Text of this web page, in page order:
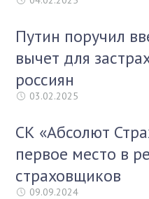
Путин поручил
вычет для
россиян
03.02.2025
СК «Абсолют
первое место в
страховщиков
09.09.2024